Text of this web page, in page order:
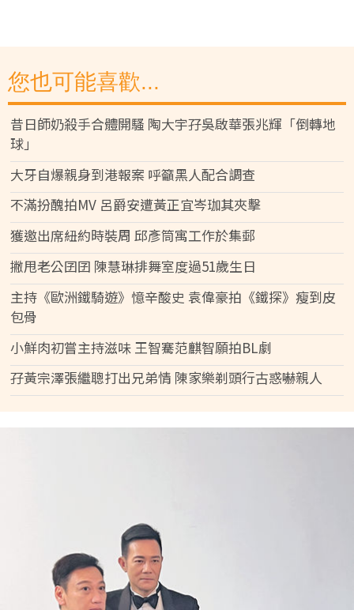
您也可能喜歡...
昔日師奶殺手合體開騷 陶大宇孖吳啟華張兆輝「倒轉地
球」
大牙自爆親身到港報案 呼籲黑人配合調查
不滿扮醜拍MV 呂爵安遭黃正宜岑珈其夾擊
獲邀出席紐約時裝周 邱彥筒寓工作於集郵
撇甩老公囝囝 陳慧琳排舞室度過51歲生日
主持《歐洲鐵騎遊》憶辛酸史 袁偉豪拍《鐵探》瘦到皮
包骨
小鮮肉初嘗主持滋味 王智騫范麒智願拍BL劇
孖黃宗澤張繼聰打出兄弟情 陳家樂剃頭行古惑嚇親人